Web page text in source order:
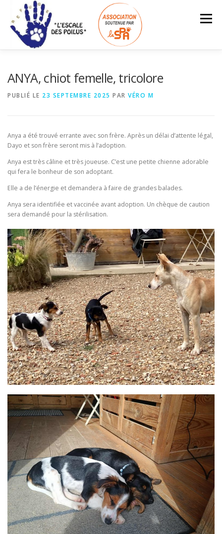
contenu
Menu
NOUS SOUTENIR ESPACE BÉNÉVOLES
ANYA, chiot femelle, tricolore
PUBLIÉ LE 23 SEPTEMBRE 2025 PAR VÉRO M
Anya a été trouvé errante avec son frère. Après un délai d’attente légal,
Dayo et son frère seront mis à l’adoption.
Anya est très câline et très joueuse. C’est une petite chienne adorable
qui fera le bonheur de son adoptant.
Elle a de l’énergie et demandera à faire de grandes balades.
Anya sera identifiée et vaccinée avant adoption. Un chèque de caution
sera demandé pour la stérilisation.